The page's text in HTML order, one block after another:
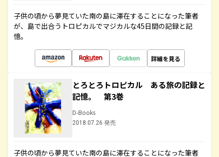
子供の頃から夢見ていた南の島に滞在することになった筆者
が、島で出合うトロピカルでマジカルな45日間の記録と記
憶。
詳細を見る
とろとろトロピカル ある旅の記録と
記憶。 第3巻
D-Books
2018.07.26 発売
子供の頃から夢見ていた南の島に滞在することになった筆者